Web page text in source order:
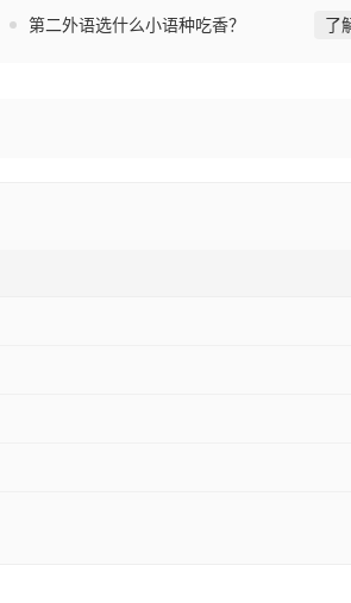
第二外语选什么小语种吃香？ 了